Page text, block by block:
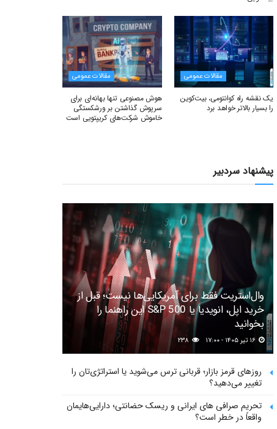
مقالات عمومی
یک نقشه راه کوانتومی، بیت‌کوین
را بسیار بالاتر خواهد برد
مقالات عمومی
هوش مصنوعی تنها بهانه‌ای برای
سرپوش گذاشتن بر ورشکستگی
خاموش شرکت‌های کریپتویی است
پیشنهاد سردبیر
وال‌استریت فقط برای آمریکایی‌ها نیست؛ قبل از
خرید اپل، انویدیا یا S&P 500 این راهنما را
بخوانید
روزهای قرمز بازار؛ قربانی ترس می‌شوید یا استراتژی‌تان را
تغییر می‌دهید؟
تحریم صرافی های ایرانی و ریسک حضانتی؛ دارایی‌هایمان
واقعاً در خطر است؟